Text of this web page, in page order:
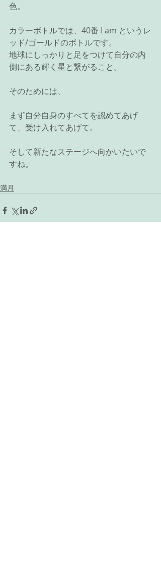
色。
カラーボトルでは、40番 I am というレ
ッド/ゴールドのボトルです。
地球にしっかりと足をつけて自分の内
側にある輝く星と繋がること。
そのためには、
まず自分自身のすべてを認めてあげ
て、受け入れてあげて。
そして新たなステージへ向かいたいで
すね。
満月